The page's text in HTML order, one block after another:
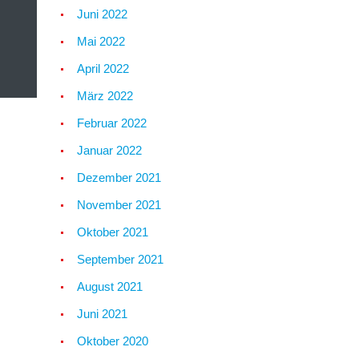
Juni 2022
Mai 2022
April 2022
März 2022
Februar 2022
Januar 2022
Dezember 2021
November 2021
Oktober 2021
September 2021
August 2021
Juni 2021
Oktober 2020